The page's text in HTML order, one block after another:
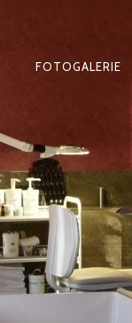
FOTOGALERIE